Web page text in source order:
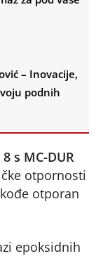
– Inovacije,
podnih
8 s MC-DUR
otpornosti
otporan
epoksidnih